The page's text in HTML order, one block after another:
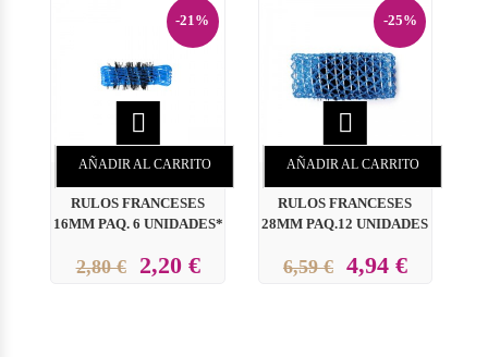
-21%

AÑADIR AL CARRITO
RULOS FRANCESES
16MM PAQ. 6 UNIDADES*
2,80 € 2,20 €
-25%

AÑADIR AL CARRITO
RULOS FRANCESES
28MM PAQ.12 UNIDADES
6,59 € 4,94 €